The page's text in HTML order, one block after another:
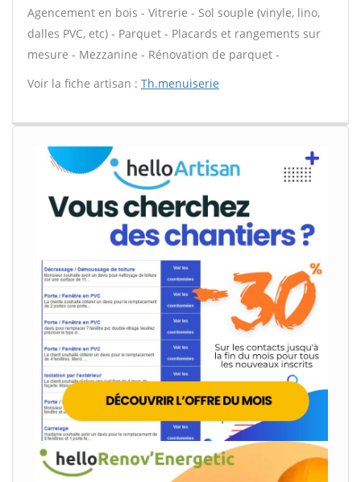
Agencement en bois - Vitrerie - Sol souple (vinyle, lino,
dalles PVC, etc) - Parquet - Placards et rangements sur
mesure - Mezzanine - Rénovation de parquet -
Voir la fiche artisan : Th.menuiserie